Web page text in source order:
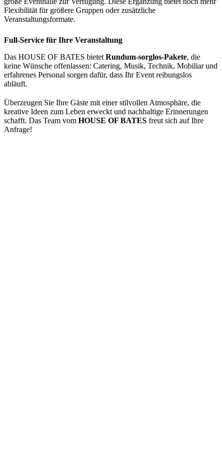
Flexibilität für größere Gruppen oder zusätzliche
Veranstaltungsformate.
Full-Service für Ihre Veranstaltung
Das HOUSE OF BATES bietet Rundum-sorglos-Pakete, die
keine Wünsche offenlassen: Catering, Musik, Technik, Mobiliar und
erfahrenes Personal sorgen dafür, dass Ihr Event reibungslos
abläuft.
Überzeugen Sie Ihre Gäste mit einer stilvollen Atmosphäre, die
kreative Ideen zum Leben erweckt und nachhaltige Erinnerungen
schafft. Das Team vom HOUSE OF BATES freut sich auf Ihre
Anfrage!